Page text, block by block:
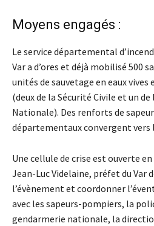
Moyens engagés :
Le service départemental
Var a d’ores et déjà mobilisé 500
unités de sauvetage en eaux
(deux de la Sécurité Civile et un
Nationale). Des renforts de
départementaux convergent vers
Une cellule de crise est ouverte
Jean-Luc Videlaine, préfet du Var
l’évènement et coordonner
avec les sapeurs-pompiers, la
gendarmerie nationale, la